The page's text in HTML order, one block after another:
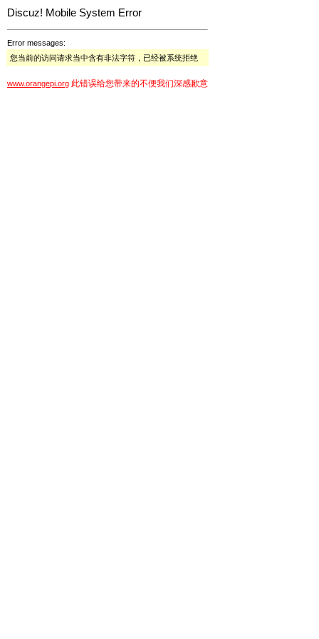
Discuz! Mobile System Error
Error messages:
您当前的访问请求当中含有非法字符，已经被系统拒绝
www.orangepi.org 此错误给您带来的不便我们深感歉意